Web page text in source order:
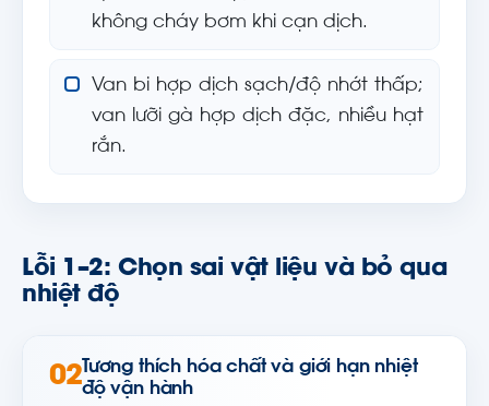
không cháy bơm khi cạn dịch.
Van bi hợp dịch sạch/độ nhớt thấp;
van lưỡi gà hợp dịch đặc, nhiều hạt
rắn.
Lỗi 1–2: Chọn sai vật liệu và bỏ qua
nhiệt độ
02 Tương thích hóa chất và giới hạn nhiệt
độ vận hành